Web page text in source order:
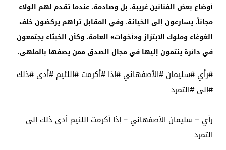
أوضاع بعض الفنانين غريبة، بل وصادمة. عندما تقدم لهم الولاء
مجاناً، يسارعون إلى الخيانة، وفي المقابل تراهم يركضون خلف
الغوغاء وملوك الابتزاز و«أخوات» العامة، وكأن الخبثاء يجتمعون
في دائرة ينتمون إليها في مجال الصدق ممن يصفها بالملهى.
#رأي #سليمان #الأصفهاني #إذا #أكرمت #اللئيم #أدى #ذلك
#إلى #التمرد
رأي – سليمان الأصفهاني – إذا أكرمت اللئيم أدى ذلك إلى
التمرد